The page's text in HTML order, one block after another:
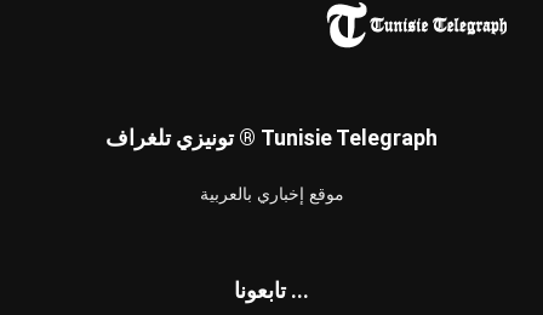
تونيزي تلغراف ® Tunisie Telegraph
موقع إخباري بالعربية
تابعونا ...